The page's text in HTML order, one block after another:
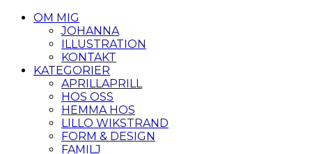
OM MIG
JOHANNA
ILLUSTRATION
KONTAKT
KATEGORIER
APRILLAPRILL
HOS OSS
HEMMA HOS
LILLO WIKSTRAND
FORM & DESIGN
FAMILJ